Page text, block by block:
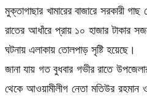
মুক্তাগাছার খামারের বাজারে সরকারী
রাতের আধাঁরে প্রায় ১০ হাজার টাকার
ঘটনায় এলাকায় তোলপাড় সৃষ্টি হয়েছে।
জানা যায় গত বুধবার গভীর রাতে
থেকে আওয়ামীলীগ নেতা মতিউর রহমান